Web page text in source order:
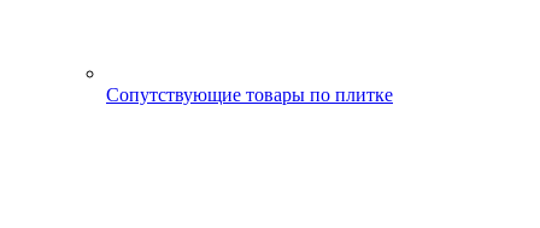
Сопутствующие товары по плитке